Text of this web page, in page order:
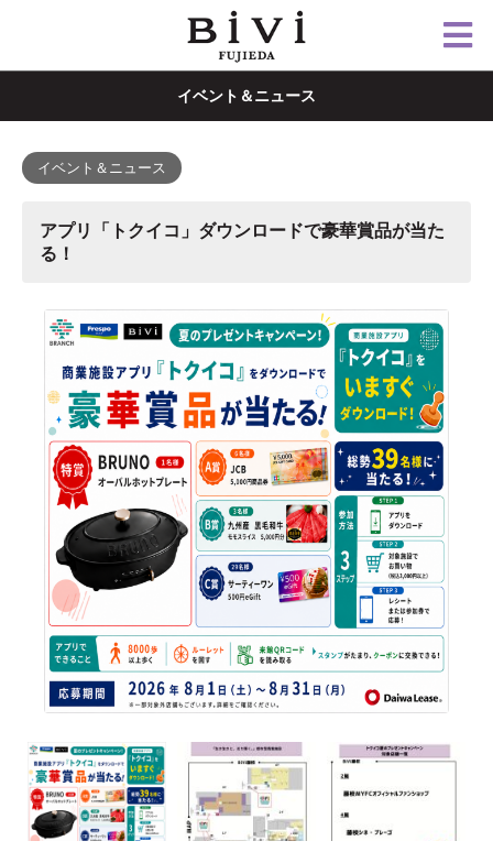
イベント＆ニュース
イベント＆ニュース
アプリ「トクイコ」ダウンロードで豪華賞品が当た
る！